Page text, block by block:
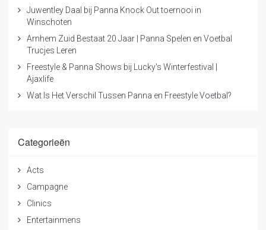
Juwentley Daal bij Panna Knock Out toernooi in
Winschoten
Arnhem Zuid Bestaat 20 Jaar | Panna Spelen en Voetbal
Trucjes Leren
Freestyle & Panna Shows bij Lucky's Winterfestival |
Ajaxlife
Wat Is Het Verschil Tussen Panna en Freestyle Voetbal?
Categorieën
Acts
Campagne
Clinics
Entertainmens